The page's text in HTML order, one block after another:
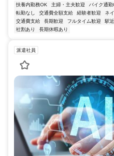
扶養内勤務OK 主婦・主夫歓迎 バイク通勤
転勤なし
交通費全額支給 経験者歓迎 ネ
交通費支給
長期歓迎 フルタイム歓迎 駅
社割あり
長期休暇あり
派遣社員